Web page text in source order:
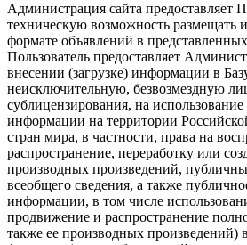
Администрация сайта предоставляет
техническую возможность размещать
формате объявлений в
Пользователь предоставляет
внесении (загрузке) информации в
неисключительную, безвозмездную
сублицензирования, на
информации на территории
стран мира, в частности, права на
распространение, переработку или
производных произведений,
всеобщего сведения, а также
информации, в том числе
продвижение и распространение
также ее производных